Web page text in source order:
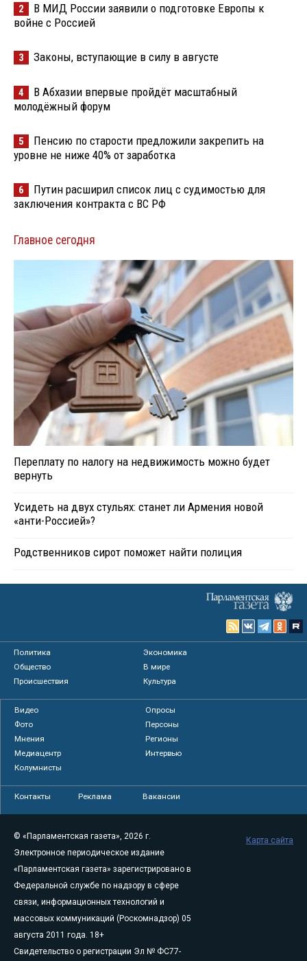
2
В МИД России заявили о подготовке Европы к
войне с Россией
3 Законы, вступающие в силу в августе
4
В Абхазии впервые пройдёт масштабный
молодёжный форум
5
Пенсию по старости предложили закрепить на
уровне не ниже 40% от заработка
6
Путин расширил список лиц с судимостью для
заключения контракта с ВС РФ
Главное сегодня
Переплату по налогу на недвижимость можно будет
вернуть
Усидеть на двух стульях: станет ли Армения новой
«анти-Россией»?
Родственников сирот поможет найти полиция
Политика
Экономика
Общество
В мире
Происшествия
Культура
Видео
Опросы
Фото
Персоны
Мнения
Регионы
Медиацентр
Интервью
Колумнисты
Контакты Реклама Вакансии
© «Парламентская газета», 2026 г.
Электронное периодическое издание
«Парламентская газета» зарегистрировано в
Федеральной службе по надзору в сфере
связи, информационных технологий и
массовых коммуникаций (Роскомнадзор) 05
августа 2011 года. 18+
Свидетельство о регистрации Эл № ФС77-
Карта сайта